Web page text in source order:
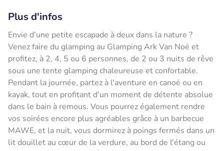
Plus d'infos
Envie d'une petite escapade à deux dans la nature ?
Venez faire du glamping au Glamping Ark Van Noë et
profitez, à 2, 4, 5 ou 6 personnes, de 2 ou 3 nuits de rêve
sous une tente glamping chaleureuse et confortable.
Pendant la journée, partez à l'aventure en canoë ou en
kayak, tout en profitant d'un moment de détente absolue
dans le bain à remous. Vous pourrez également rendre
vos soirées encore plus agréables grâce à un barbecue
MAWE, et la nuit, vous dormirez à poings fermés dans un
lit douillet au cœur de la verdure, au bord de l'étang ou